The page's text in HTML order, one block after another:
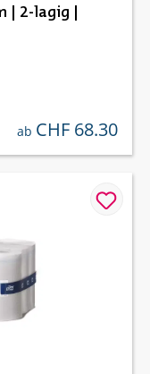
| 2-lagig |
regulärer preis:
ab CHF 68.30